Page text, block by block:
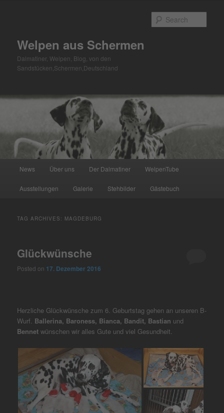
Welpen aus Schermen
Dalmatiner, Welpen, Blog, von den
Sandstücken,Schermen,Deutschland
News Über uns Der Dalmatiner WelpenTube
Ausstellungen Galerie Stehbilder Gästebuch
TAG ARCHIVES: MAGDEBURG
Glückwünsche
Posted on 17. Dezember 2016
Herzliche Glückwünsche zum 6. Geburtstag gehen an unseren B-
Wurf. Ballerina, Baroness, Bianca, Bandit, Bastian und
Bennet wünschen wir alles Gute und viel Gesundheit.